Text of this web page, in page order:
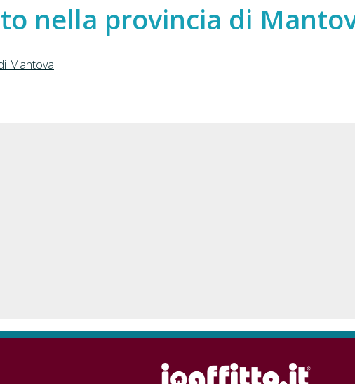
nella provincia di
Mantova